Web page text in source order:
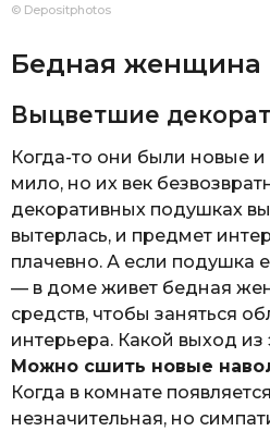
© Depositphotos
Бедная женщина
Выцветшие
Когда-то они были новые и
мило, но их век
декоративных подушках
вытерлась, и предмет
плачевно. А если подушка
— в доме живет бедная
средств, чтобы заняться
интерьера. Какой выход из
Можно сшить новые
Когда в комнате
незначительная, но